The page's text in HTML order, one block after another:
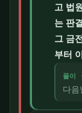
고 법
는 판
그 금
부터
풀이
다